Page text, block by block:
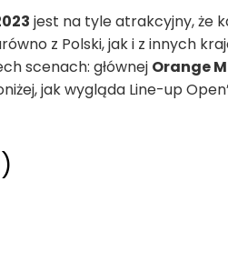
jest na tyle atrakcyjny, że
z Polski, jak i z innych
scenach: głównej Orange
jak wygląda Line-up